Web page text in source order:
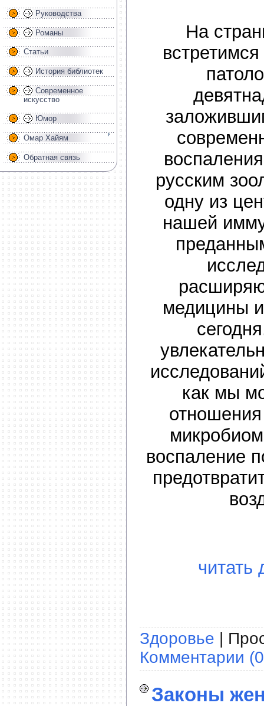
Руководства
Романы
Статьи
История библиотек
Современное
искусство
Юмор
Омар Хайям
Обратная связь
На
русским
одну из
нашей
медицины
как мы
воспаление
читать
Здоровье |
Комментарии
Законы